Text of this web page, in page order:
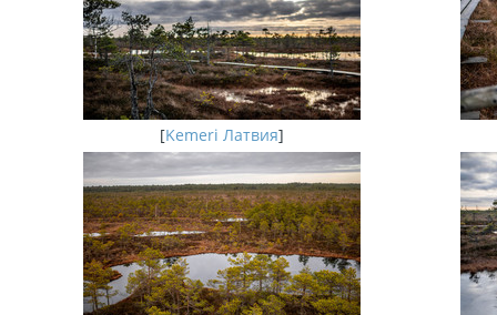
[Kemeri Латвия]